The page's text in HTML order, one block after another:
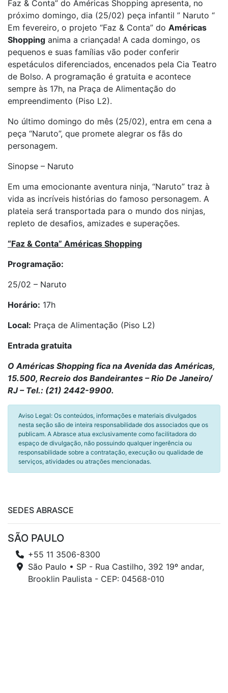
Faz & Conta” do Américas Shopping apresenta, no
próximo domingo, dia (25/02) peça infantil ” Naruto “
Em fevereiro, o projeto “Faz & Conta” do Américas
Shopping anima a criançada! A cada domingo, os
pequenos e suas famílias vão poder conferir
espetáculos diferenciados, encenados pela Cia Teatro
de Bolso. A programação é gratuita e acontece
sempre às 17h, na Praça de Alimentação do
empreendimento (Piso L2).
No último domingo do mês (25/02), entra em cena a
peça “Naruto”, que promete alegrar os fãs do
personagem.
Sinopse – Naruto
Em uma emocionante aventura ninja, “Naruto” traz à
vida as incríveis histórias do famoso personagem. A
plateia será transportada para o mundo dos ninjas,
repleto de desafios, amizades e superações.
“Faz & Conta” Américas Shopping
Programação:
25/02 – Naruto
Horário: 17h
Local: Praça de Alimentação (Piso L2)
Entrada gratuita
O Américas Shopping fica na Avenida das Américas,
15.500, Recreio dos Bandeirantes – Rio De Janeiro/
RJ – Tel.: (21) 2442-9900.
Aviso Legal: Os conteúdos, informações e materiais divulgados
nesta seção são de inteira responsabilidade dos associados que os
publicam. A Abrasce atua exclusivamente como facilitadora do
espaço de divulgação, não possuindo qualquer ingerência ou
responsabilidade sobre a contratação, execução ou qualidade de
serviços, atividades ou atrações mencionadas.
SEDES ABRASCE
SÃO PAULO
+55 11 3506-8300
São Paulo • SP - Rua Castilho, 392 19º andar,
Brooklin Paulista - CEP: 04568-010